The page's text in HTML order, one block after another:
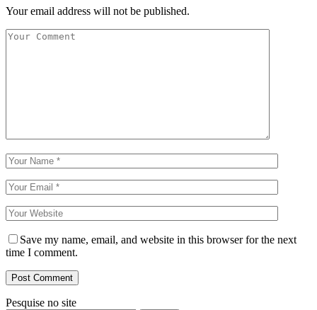
Your email address will not be published.
Save my name, email, and website in this browser for the next
time I comment.
Pesquise no site